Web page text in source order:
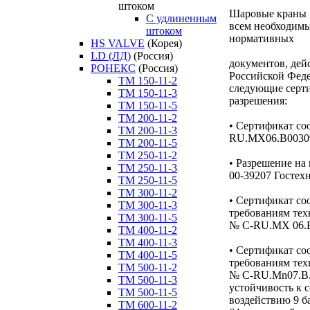
штоком
C удлиненным
штоком
HS VALVE (Корея)
LD (ЛД) (Россия)
РОНЕКС (Россия)
ТM 150-11-2
ТM 150-11-3
ТM 150-11-5
ТM 200-11-2
ТM 200-11-3
ТM 200-11-5
ТM 250-11-2
ТM 250-11-3
ТM 250-11-5
ТM 300-11-2
ТM 300-11-3
ТM 300-11-5
ТM 400-11-2
ТM 400-11-3
ТM 400-11-5
ТM 500-11-2
ТM 500-11-3
ТM 500-11-5
ТM 600-11-2
Шаровые
всем
нормативных
документов,
Российской
следующие
разрешения:
• Сертификат
• Разрешение
00-39207
• Сертификат
требованиям
№ C-RU.MX
• Сертификат
требованиям
№ C-
устойчивость к
воздействию 9